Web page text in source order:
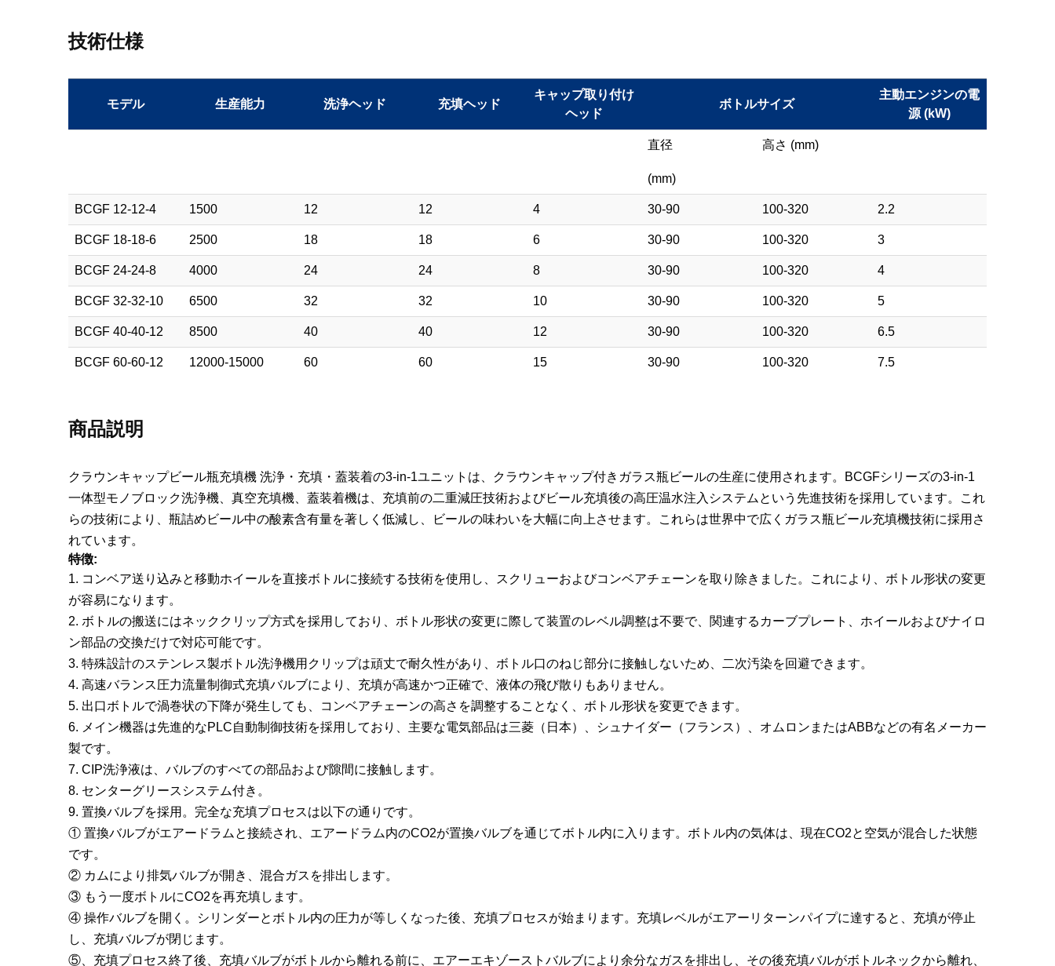
技術仕様
モデル 生産能力 洗浄ヘッド 充填ヘッド
キャップ取り付け
ヘッド
ボトルサイズ
主動エンジンの電
源 (kW)
直径
(mm)
高さ (mm)
BCGF 12-12-4 1500 12 12 4 30-90 100-320 2.2
BCGF 18-18-6 2500 18 18 6 30-90 100-320 3
BCGF 24-24-8 4000 24 24 8 30-90 100-320 4
BCGF 32-32-10 6500 32 32 10 30-90 100-320 5
BCGF 40-40-12 8500 40 40 12 30-90 100-320 6.5
BCGF 60-60-12 12000-15000 60 60 15 30-90 100-320 7.5
商品説明
クラウンキャップビール瓶充填機 洗浄・充填・蓋装着の3-in-1ユニットは、クラウンキャップ付きガラス瓶ビールの生産に使用されます。BCGFシリーズの3-in-1
一体型モノブロック洗浄機、真空充填機、蓋装着機は、充填前の二重減圧技術およびビール充填後の高圧温水注入システムという先進技術を採用しています。これ
らの技術により、瓶詰めビール中の酸素含有量を著しく低減し、ビールの味わいを大幅に向上させます。これらは世界中で広くガラス瓶ビール充填機技術に採用さ
れています。
特徴:
1. コンベア送り込みと移動ホイールを直接ボトルに接続する技術を使用し、スクリューおよびコンベアチェーンを取り除きました。これにより、ボトル形状の変更
が容易になります。
2. ボトルの搬送にはネッククリップ方式を採用しており、ボトル形状の変更に際して装置のレベル調整は不要で、関連するカーブプレート、ホイールおよびナイロ
ン部品の交換だけで対応可能です。
3. 特殊設計のステンレス製ボトル洗浄機用クリップは頑丈で耐久性があり、ボトル口のねじ部分に接触しないため、二次汚染を回避できます。
4. 高速バランス圧力流量制御式充填バルブにより、充填が高速かつ正確で、液体の飛び散りもありません。
5. 出口ボトルで渦巻状の下降が発生しても、コンベアチェーンの高さを調整することなく、ボトル形状を変更できます。
6. メイン機器は先進的なPLC自動制御技術を採用しており、主要な電気部品は三菱（日本）、シュナイダー（フランス）、オムロンまたはABBなどの有名メーカー
製です。
7. CIP洗浄液は、バルブのすべての部品および隙間に接触します。
8. センターグリースシステム付き。
9. 置換バルブを採用。完全な充填プロセスは以下の通りです。
① 置換バルブがエアードラムと接続され、エアードラム内のCO2が置換バルブを通じてボトル内に入ります。ボトル内の気体は、現在CO2と空気が混合した状態
です。
② カムにより排気バルブが開き、混合ガスを排出します。
③ もう一度ボトルにCO2を再充填します。
④ 操作バルブを開く。シリンダーとボトル内の圧力が等しくなった後、充填プロセスが始まります。充填レベルがエアーリターンパイプに達すると、充填が停止
し、充填バルブが閉じます。
⑤、充填プロセス終了後、充填バルブがボトルから離れる前に、エアーエキゾーストバルブにより余分なガスを排出し、その後充填バルがボトルネックから離れ、